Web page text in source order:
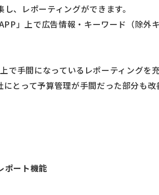
し、レポーティングができます。
」上で広告情報・キーワード（除外
で手間になっているレポーティングを
にとって予算管理が手間だった部分も改
ポート機能